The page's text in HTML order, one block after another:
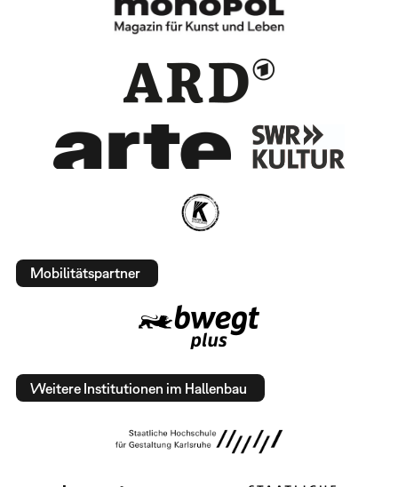
Mobilitätspartner
Weitere Institutionen im Hallenbau